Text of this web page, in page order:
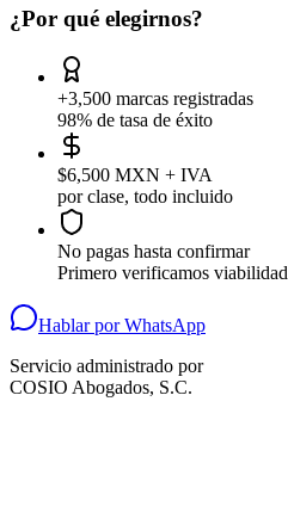
¿Por qué elegirnos?
+3,500 marcas registradas
98% de tasa de éxito
$6,500 MXN + IVA
por clase, todo incluido
No pagas hasta confirmar
Primero verificamos viabilidad
Hablar por WhatsApp
Servicio administrado por
COSIO Abogados, S.C.